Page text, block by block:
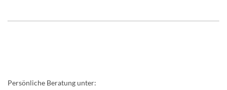
Persönliche Beratung unter: